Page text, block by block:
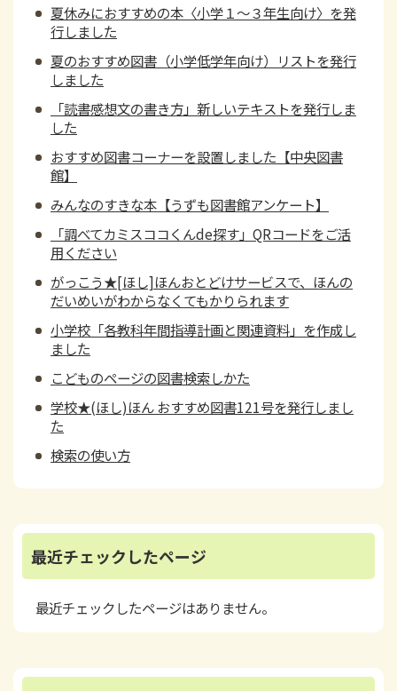
夏休みにおすすめの本〈小学１～３年生向け〉を発
行しました
夏のおすすめ図書（小学低学年向け）リストを発行
しました
「読書感想文の書き方」新しいテキストを発行しま
した
おすすめ図書コーナーを設置しました【中央図書
館】
みんなのすきな本【うずも図書館アンケート】
「調べてカミスココくんde探す」QRコードをご活
用ください
がっこう★[ほし]ほんおとどけサービスで、ほんの
だいめいがわからなくてもかりられます
小学校「各教科年間指導計画と関連資料」を作成し
ました
こどものページの図書検索しかた
学校★(ほし)ほん おすすめ図書121号を発行しまし
た
検索の使い方
最近チェックしたページ
最近チェックしたページはありません。